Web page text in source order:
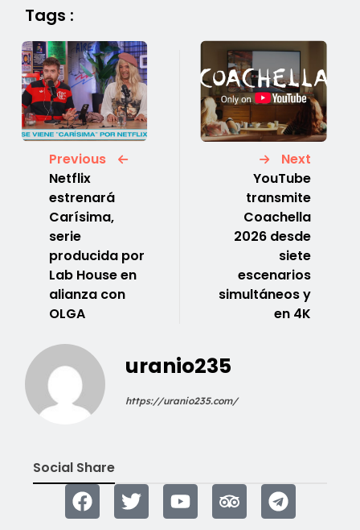
Tags :
Previous
Netflix
estrenará
Carísima,
serie
producida por
Lab House en
alianza con
OLGA
Next
YouTube
transmite
Coachella
2026 desde
siete
escenarios
simultáneos y
en 4K
uranio235
https://uranio235.com/
Social Share